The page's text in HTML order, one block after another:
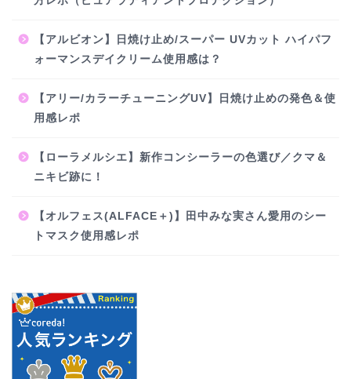
【アルビオン】日焼け止め/スーパー UVカット ハイパフ
ォーマンスデイクリーム使用感は？
【アリー/カラーチューニングUV 】日焼け止めの発色＆使
用感レポ
【ローラメルシエ】新作コンシーラーの色選び／クマ＆
ニキビ跡に！
【オルフェス(ALFACE＋)】田中みな実さん愛用のシー
トマスク使用感レポ